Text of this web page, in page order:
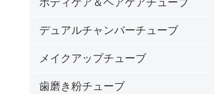
デュアルチャンバーチューブ
メイクアップチューブ
歯磨き粉チューブ